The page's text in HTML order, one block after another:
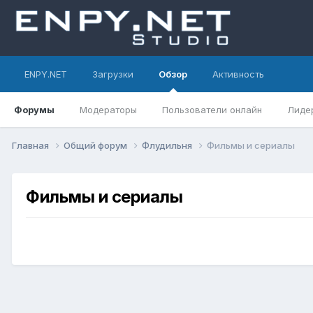
ENPY.NET Загрузки Обзор
Форумы Модераторы Пользователи онлайн
Активность
Главная Общий форум Флудильня Фильмы и сериалы
Фильмы и сериалы